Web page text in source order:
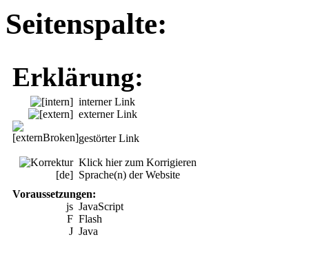
Seitenspalte:
Erklärung:
interner Link
externer Link
gestörter Link
Klick hier zum Korrigieren
[de] Sprache(n) der Website
Voraussetzungen:
js JavaScript
F Flash
J Java